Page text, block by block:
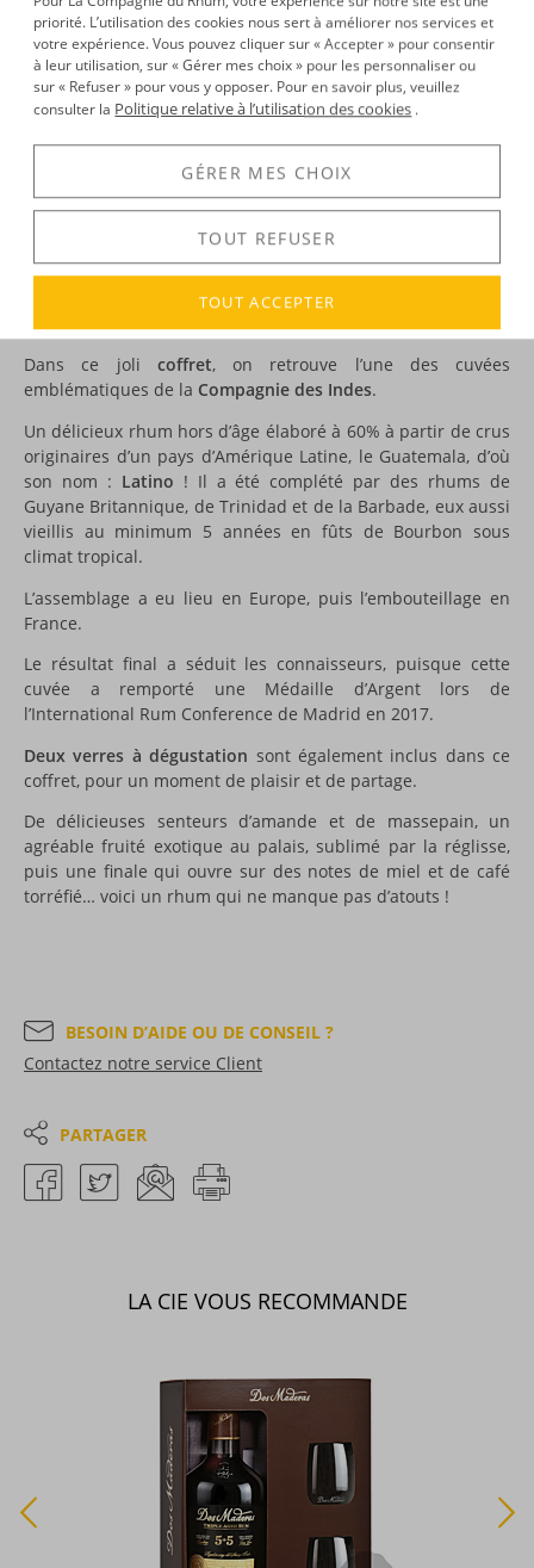
Degré :40°
Médailles :Rhum Latino : Argent 2017 à l’International
Rum Conference de Madrid
Voir tous les produits :Compagnie des Indes
Dans ce joli coffret, on retrouve l’une des cuvées
emblématiques de la Compagnie des Indes.
Un délicieux rhum hors d’âge élaboré à 60% à partir de crus
originaires d’un pays d’Amérique Latine, le Guatemala, d’où
son nom : Latino ! Il a été complété par des rhums de
Guyane Britannique, de Trinidad et de la Barbade, eux aussi
vieillis au minimum 5 années en fûts de Bourbon sous
climat tropical.
L’assemblage a eu lieu en Europe, puis l’embouteillage en
France.
Le résultat final a séduit les connaisseurs, puisque cette
cuvée a remporté une Médaille d’Argent lors de
l’International Rum Conference de Madrid en 2017.
Deux verres à dégustation sont également inclus dans ce
coffret, pour un moment de plaisir et de partage.
De délicieuses senteurs d’amande et de massepain, un
agréable fruité exotique au palais, sublimé par la réglisse,
puis une finale qui ouvre sur des notes de miel et de café
torréfié… voici un rhum qui ne manque pas d’atouts !
BESOIN D’AIDE OU DE CONSEIL ?
Contactez notre service Client
PARTAGER
LA CIE VOUS RECOMMANDE
priorité. L’utilisation des cookies nous sert à améliorer nos services et
votre expérience. Vous pouvez cliquer sur « Accepter » pour consentir
à leur utilisation, sur « Gérer mes choix » pour les personnaliser ou
sur « Refuser » pour vous y opposer. Pour en savoir plus, veuillez
consulter la Politique relative à l’utilisation des cookies .
GÉRER MES CHOIX
TOUT REFUSER
TOUT ACCEPTER